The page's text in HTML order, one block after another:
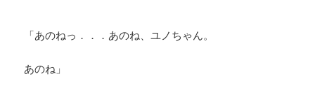
「あのねっ．．．あのね、ユノちゃん。
あのね」